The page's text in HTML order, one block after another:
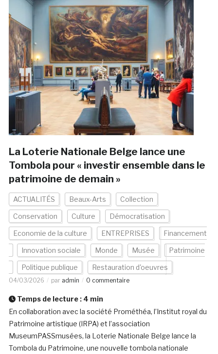
La Loterie Nationale Belge lance une
Tombola pour « investir ensemble dans le
patrimoine de demain »
ACTUALITÉS Beaux-Arts Collection
Conservation Culture Démocratisation
Economie de la culture ENTREPRISES Financement
Innovation sociale Monde Musée Patrimoine
Politique publique Restauration d'oeuvres
04/03/2026 par admin 0 commentaire
Temps de lecture : 4 min
En collaboration avec la société Prométhéa, l’Institut royal du
Patrimoine artistique (IRPA) et l’association
MuseumPASSmusées, la Loterie Nationale Belge lance la
Tombola du Patrimoine, une nouvelle tombola nationale